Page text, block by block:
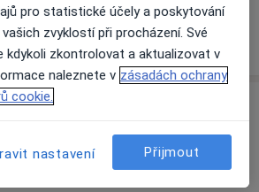
Víceo adrese
svůj názor
pro statistické účely a poskytování
zvyklostí při procházení. Své
kdykoli zkontrolovat a aktualizovat v
naleznete v zásadách ochrany
cookie.
nastavení Přijmout